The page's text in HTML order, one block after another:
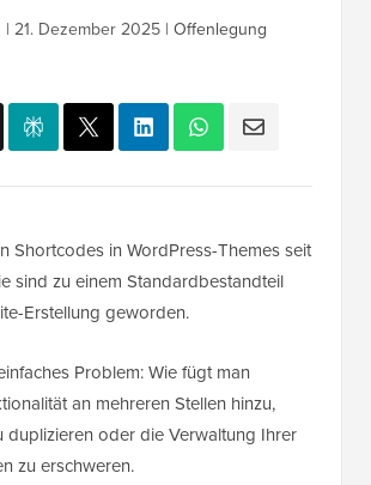
| 21. Dezember 2025 | Offenlegung
Shortcodes in WordPress-Themes seit
sind zu einem Standardbestandteil
Erstellung geworden.
Problem: Wie fügt man
an mehreren Stellen hinzu,
duplizieren oder die Verwaltung Ihrer
zu erschweren.